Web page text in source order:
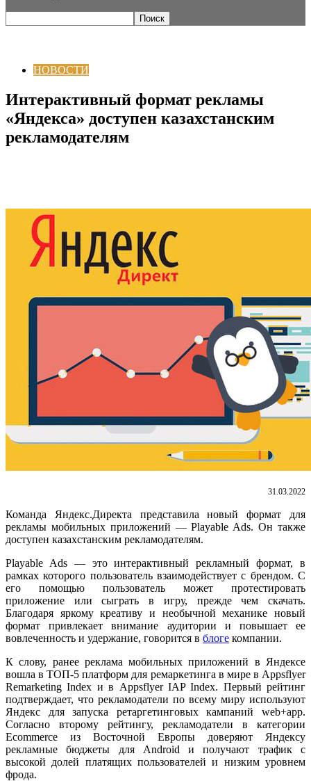
НОВОСТИ
Интерактивный формат рекламы
«Яндекса» доступен казахстанским
рекламодателям
31.03.2022
Команда Яндекс.Директа представила новый формат для
рекламы мобильных приложений — Playable Ads. Он также
доступен казахстанским рекламодателям.
Playable Ads — это интерактивный рекламный формат, в
рамках которого пользователь взаимодействует с брендом. С
его помощью пользователь может протестировать
приложение или сыграть в игру, прежде чем скачать.
Благодаря яркому креативу и необычной механике новый
формат привлекает внимание аудитории и повышает ее
вовлеченность и удержание, говорится в блоге компании.
К слову, ранее реклама мобильных приложений в Яндексе
вошла в ТОП-5 платформ для ремаркетинга в мире в Appsflyer
Remarketing Index и в Appsflyer IAP Index. Первый рейтинг
подтверждает, что рекламодатели по всему миру используют
Яндекс для запуска ретаргетинговых кампаний web+app.
Согласно второму рейтингу, рекламодатели в категории
Ecommerce из Восточной Европы доверяют Яндексу
рекламные бюджеты для Android и получают трафик с
высокой долей платящих пользователей и низким уровнем
фрода.